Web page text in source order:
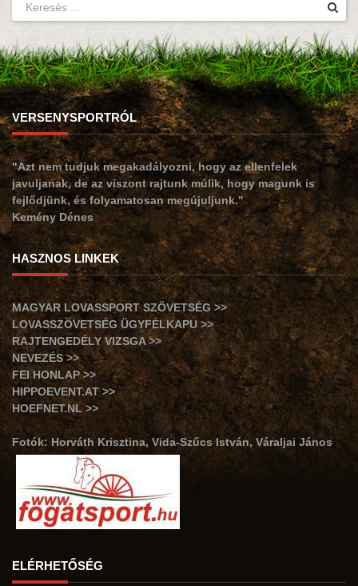
VERSENYSPORTRÓL
"Azt nem tudjuk megakadályozni, hogy az ellenfelek
javuljanak, de az viszont rajtunk múlik, hogy magunk is
fejlődjünk, és folyamatosan megújuljunk."
Kemény Dénes
HASZNOS LINKEK
MAGYAR LOVASSPORT SZÖVETSÉG >>
LOVASSZÖVETSÉG ÜGYFÉLKAPU >>
RAJTENGEDÉLY VIZSGA >>
NEVEZÉS >>
FEI HONLAP >>
HIPPOEVENT.AT >>
HOEFNET.NL >>
Fotók: Horváth Krisztina, Vida-Szűcs István, Váraljai János
ELÉRHETŐSÉG